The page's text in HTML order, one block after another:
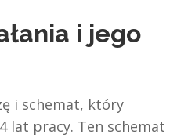
i jego
i schemat, który
lat pracy. Ten schemat